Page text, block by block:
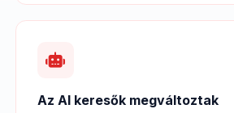
Az AI keresők megváltoztak